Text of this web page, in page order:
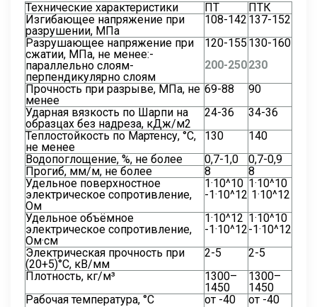
Технические характеристики
ПТ
ПТК
Изгибающее напряжение при
разрушении, МПа
108-142 137-152
Разрушающее напряжение при
сжатии, МПа, не менее:-
параллельно слоям-
перпендикулярно слоям
120-155
200-250
130-160
230
Прочность при разрыве, МПа, не
менее
69-88
90
Ударная вязкость по Шарпи на
образцах без надреза, кДж/м2
24-36
34-36
Теплостойкость по Мартенсу, °С,
не менее
130
140
Водопоглощение, %, не более
0,7-1,0
0,7-0,9
Прогиб, мм/м, не более
8
8
Удельное поверхностное
электрическое сопротивление,
Ом
1·10^10
-1·10^12
1·10^10
1·10^12
Удельное объёмное
электрическое сопротивление,
Ом·см
1·10^12
-1·10^12
1·10^10
-1·10^12
Электрическая прочность при
(20+5)°С, кВ/мм
2-5
2-5
Плотность, кг/м³
1300–
1450
1300–
1450
Рабочая температура, °С
от -40
от -40